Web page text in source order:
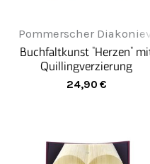
Pommerscher
Buchfaltkunst "Herzen"
Quillingverzierung
24,90 €